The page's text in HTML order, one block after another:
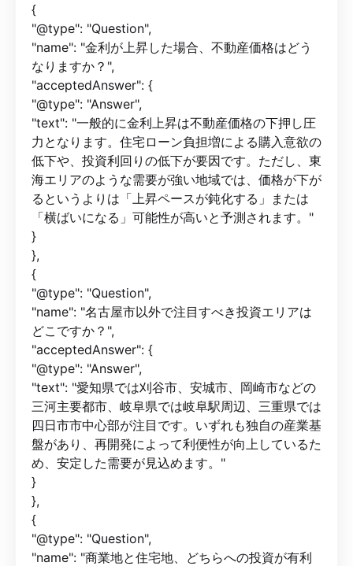
{
"@type": "Question",
"name": "金利が上昇した場合、不動産価格はどう
なりますか？",
"acceptedAnswer": {
"@type": "Answer",
"text": "一般的に金利上昇は不動産価格の下押し圧
力となります。住宅ローン負担増による購入意欲の
低下や、投資利回りの低下が要因です。ただし、東
海エリアのような需要が強い地域では、価格が下が
るというよりは「上昇ペースが鈍化する」または
「横ばいになる」可能性が高いと予測されます。"
}
},
{
"@type": "Question",
"name": "名古屋市以外で注目すべき投資エリアは
どこですか？",
"acceptedAnswer": {
"@type": "Answer",
"text": "愛知県では刈谷市、安城市、岡崎市などの
三河主要都市、岐阜県では岐阜駅周辺、三重県では
四日市市中心部が注目です。いずれも独自の産業基
盤があり、再開発によって利便性が向上しているた
め、安定した需要が見込めます。"
}
},
{
"@type": "Question",
"name": "商業地と住宅地、どちらへの投資が有利